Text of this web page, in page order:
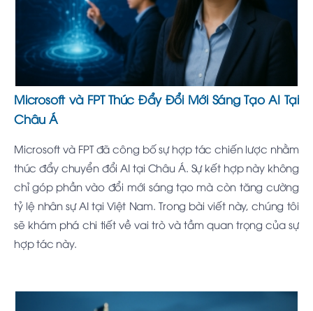
Microsoft và FPT Thúc Đẩy Đổi Mới Sáng Tạo AI Tại
Châu Á
Microsoft và FPT đã công bố sự hợp tác chiến lược nhằm
thúc đẩy chuyển đổi AI tại Châu Á. Sự kết hợp này không
chỉ góp phần vào đổi mới sáng tạo mà còn tăng cường
tỷ lệ nhân sự AI tại Việt Nam. Trong bài viết này, chúng tôi
sẽ khám phá chi tiết về vai trò và tầm quan trọng của sự
hợp tác này.